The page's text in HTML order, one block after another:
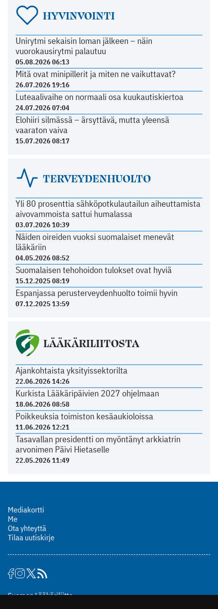
HYVINVOINTI
Unirytmi sekaisin loman jälkeen – näin
vuorokausirytmi palautuu
05.08.2026 06:13
Mitä ovat minipillerit ja miten ne vaikuttavat?
26.07.2026 19:16
Luteaalivaihe on normaali osa kuukautiskiertoa
24.07.2026 07:04
Elohiiri silmässä – ärsyttävä, mutta yleensä
vaaraton vaiva
15.07.2026 08:17
TERVEYDENHUOLTO
Yli 80 prosenttia sähköpotkulautailun aiheuttamista
aivovammoista sattui humalassa
03.07.2026 10:39
Näiden oireiden vuoksi suomalaiset menevät
lääkäriin
04.05.2026 08:52
Suomalaisen tehohoidon tulokset ovat hyviä
15.12.2025 08:19
Espanjassa perusterveydenhuolto toimii hyvin
07.12.2025 13:59
LÄÄKÄRILIITOSTA
Ajankohtaista yksityissektorilta
22.06.2026 14:26
Kurkista Lääkäripäivien 2027 ohjelmaan
18.06.2026 08:58
Poikkeuksia toimiston kesäaukioloissa
11.06.2026 12:21
Tasavallan presidentti on myöntänyt arkkiatrin
arvonimen Päivi Hietaselle
22.05.2026 11:49
Mediakortti
Me
Ota yhteyttä
Tilaa uutiskirje
Suomen Lääkäriliitto